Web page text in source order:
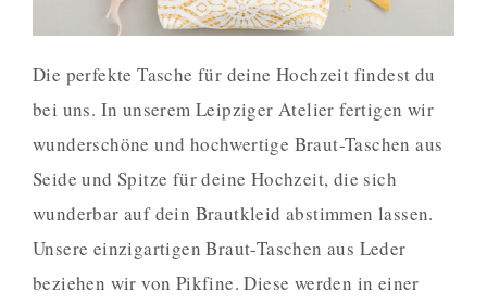
Die perfekte Tasche für deine Hochzeit findest du
bei uns. In unserem Leipziger Atelier fertigen wir
wunderschöne und hochwertige Braut-Taschen aus
Seide und Spitze für deine Hochzeit, die sich
wunderbar auf dein Brautkleid abstimmen lassen.
Unsere einzigartigen Braut-Taschen aus Leder
beziehen wir von Pikfine. Diese werden in einer